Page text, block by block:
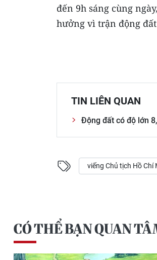
đến 9h sáng cùng
hưởng vì trận động
TIN LIÊN QUAN
Động đất có độ lớn
viếng Chủ tịch Hồ Chí
CÓ THỂ BẠN QUAN